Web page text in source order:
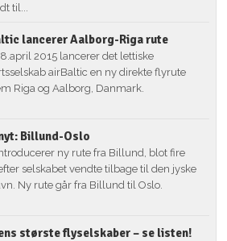
til...
lancerer Aalborg-Riga rute
2015 lancerer det lettiske
airBaltic en ny direkte flyrute
Riga og Aalborg, Danmark.
Billund-Oslo
ny rute fra Billund, blot fire
selskabet vendte tilbage til den jyske
Ny rute går fra Billund til Oslo.
største flyselskaber – se listen!